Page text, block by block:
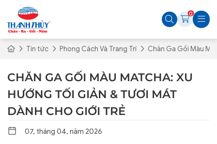
0
Tin tức Phong Cách Và Trang Trí Chăn Ga Gối Màu
CHĂN GA GỐI MÀU MATCHA: XU
HƯỚNG TỐI GIẢN & TƯƠI MÁT
DÀNH CHO GIỚI TRẺ
07, tháng 04, năm 2026